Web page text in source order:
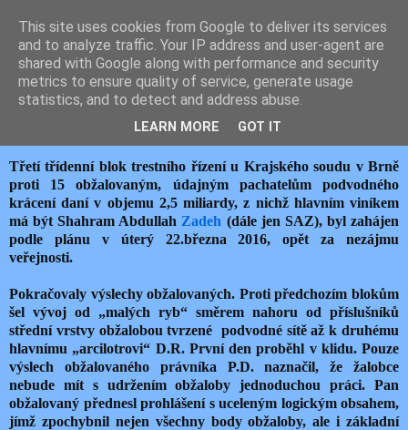
JEMELIK ZDENĚK
středa 23. března 2016
KAUZA ZADEH III.
Třetí třídenní blok trestního řízení u Krajského soudu v Brně
proti 15 obžalovaným, údajným pachatelům podvodného
krácení daní v objemu 2,5 miliardy, z nichž hlavním viníkem
má být Shahram Abdullah Zadeh (dále jen SAZ), byl zahájen
podle plánu v úterý 22.března 2016, opět za nezájmu
veřejnosti.
Pokračovaly výslechy obžalovaných. Proti předchozím blokům
šel vývoj od „malých ryb“ směrem nahoru od příslušníků
střední vrstvy obžalobou tvrzené podvodné sítě až k druhému
hlavnímu „arcilotrovi“ D.R. První den proběhl v klidu. Pouze
výslech obžalovaného právníka P.D. naznačil, že žalobce
nebude mít s udržením obžaloby jednoduchou práci. Pan
obžalovaný přednesl prohlášení s uceleným logickým obsahem,
jímž zpochybnil nejen všechny body obžaloby, ale i základní
This site uses cookies from Google to deliver its services
and to analyze traffic. Your IP address and user-agent are
shared with Google along with performance and security
metrics to ensure quality of service, generate usage
statistics, and to detect and address abuse.
LEARN MORE GOT IT